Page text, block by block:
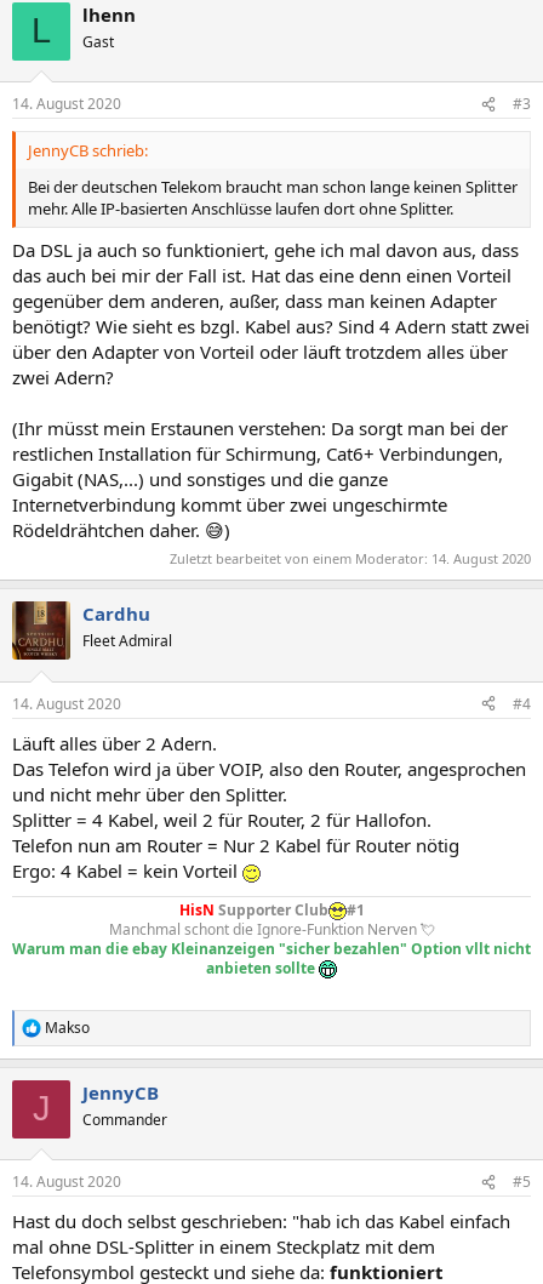
e
n
L lhenn
Gast
14. August 2020 #3
JennyCB schrieb:
Bei der deutschen Telekom braucht man schon lange keinen Splitter
mehr. Alle IP-basierten Anschlüsse laufen dort ohne Splitter.
Da DSL ja auch so funktioniert, gehe ich mal davon aus, dass
das auch bei mir der Fall ist. Hat das eine denn einen Vorteil
gegenüber dem anderen, außer, dass man keinen Adapter
benötigt? Wie sieht es bzgl. Kabel aus? Sind 4 Adern statt zwei
über den Adapter von Vorteil oder läuft trotzdem alles über
zwei Adern?
(Ihr müsst mein Erstaunen verstehen: Da sorgt man bei der
restlichen Installation für Schirmung, Cat6+ Verbindungen,
Gigabit (NAS,...) und sonstiges und die ganze
Internetverbindung kommt über zwei ungeschirmte
Rödeldrähtchen daher. 😅)
Zuletzt bearbeitet von einem Moderator: 14. August 2020
Cardhu
Fleet Admiral
14. August 2020 #4
Läuft alles über 2 Adern.
Das Telefon wird ja über VOIP, also den Router, angesprochen
und nicht mehr über den Splitter.
Splitter = 4 Kabel, weil 2 für Router, 2 für Hallofon.
Telefon nun am Router = Nur 2 Kabel für Router nötig
Ergo: 4 Kabel = kein Vorteil
HisN Supporter Club
#1
Manchmal schont die Ignore-Funktion Nerven 💘
Warum man die ebay Kleinanzeigen "sicher bezahlen" Option vllt nicht
anbieten sollte
R
e
e
:
Makso
J JennyCB
Commander
14. August 2020 #5
Hast du doch selbst geschrieben: "hab ich das Kabel einfach
mal ohne DSL-Splitter in einem Steckplatz mit dem
Telefonsymbol gesteckt und siehe da: funktioniert